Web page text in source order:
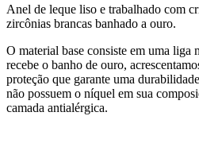
Anel de leque liso e trabalhado com
zircônias brancas banhado a ouro.
O material base consiste em uma liga
recebe o banho de ouro,
proteção que garante uma
não possuem o níquel em sua
camada antialérgica.